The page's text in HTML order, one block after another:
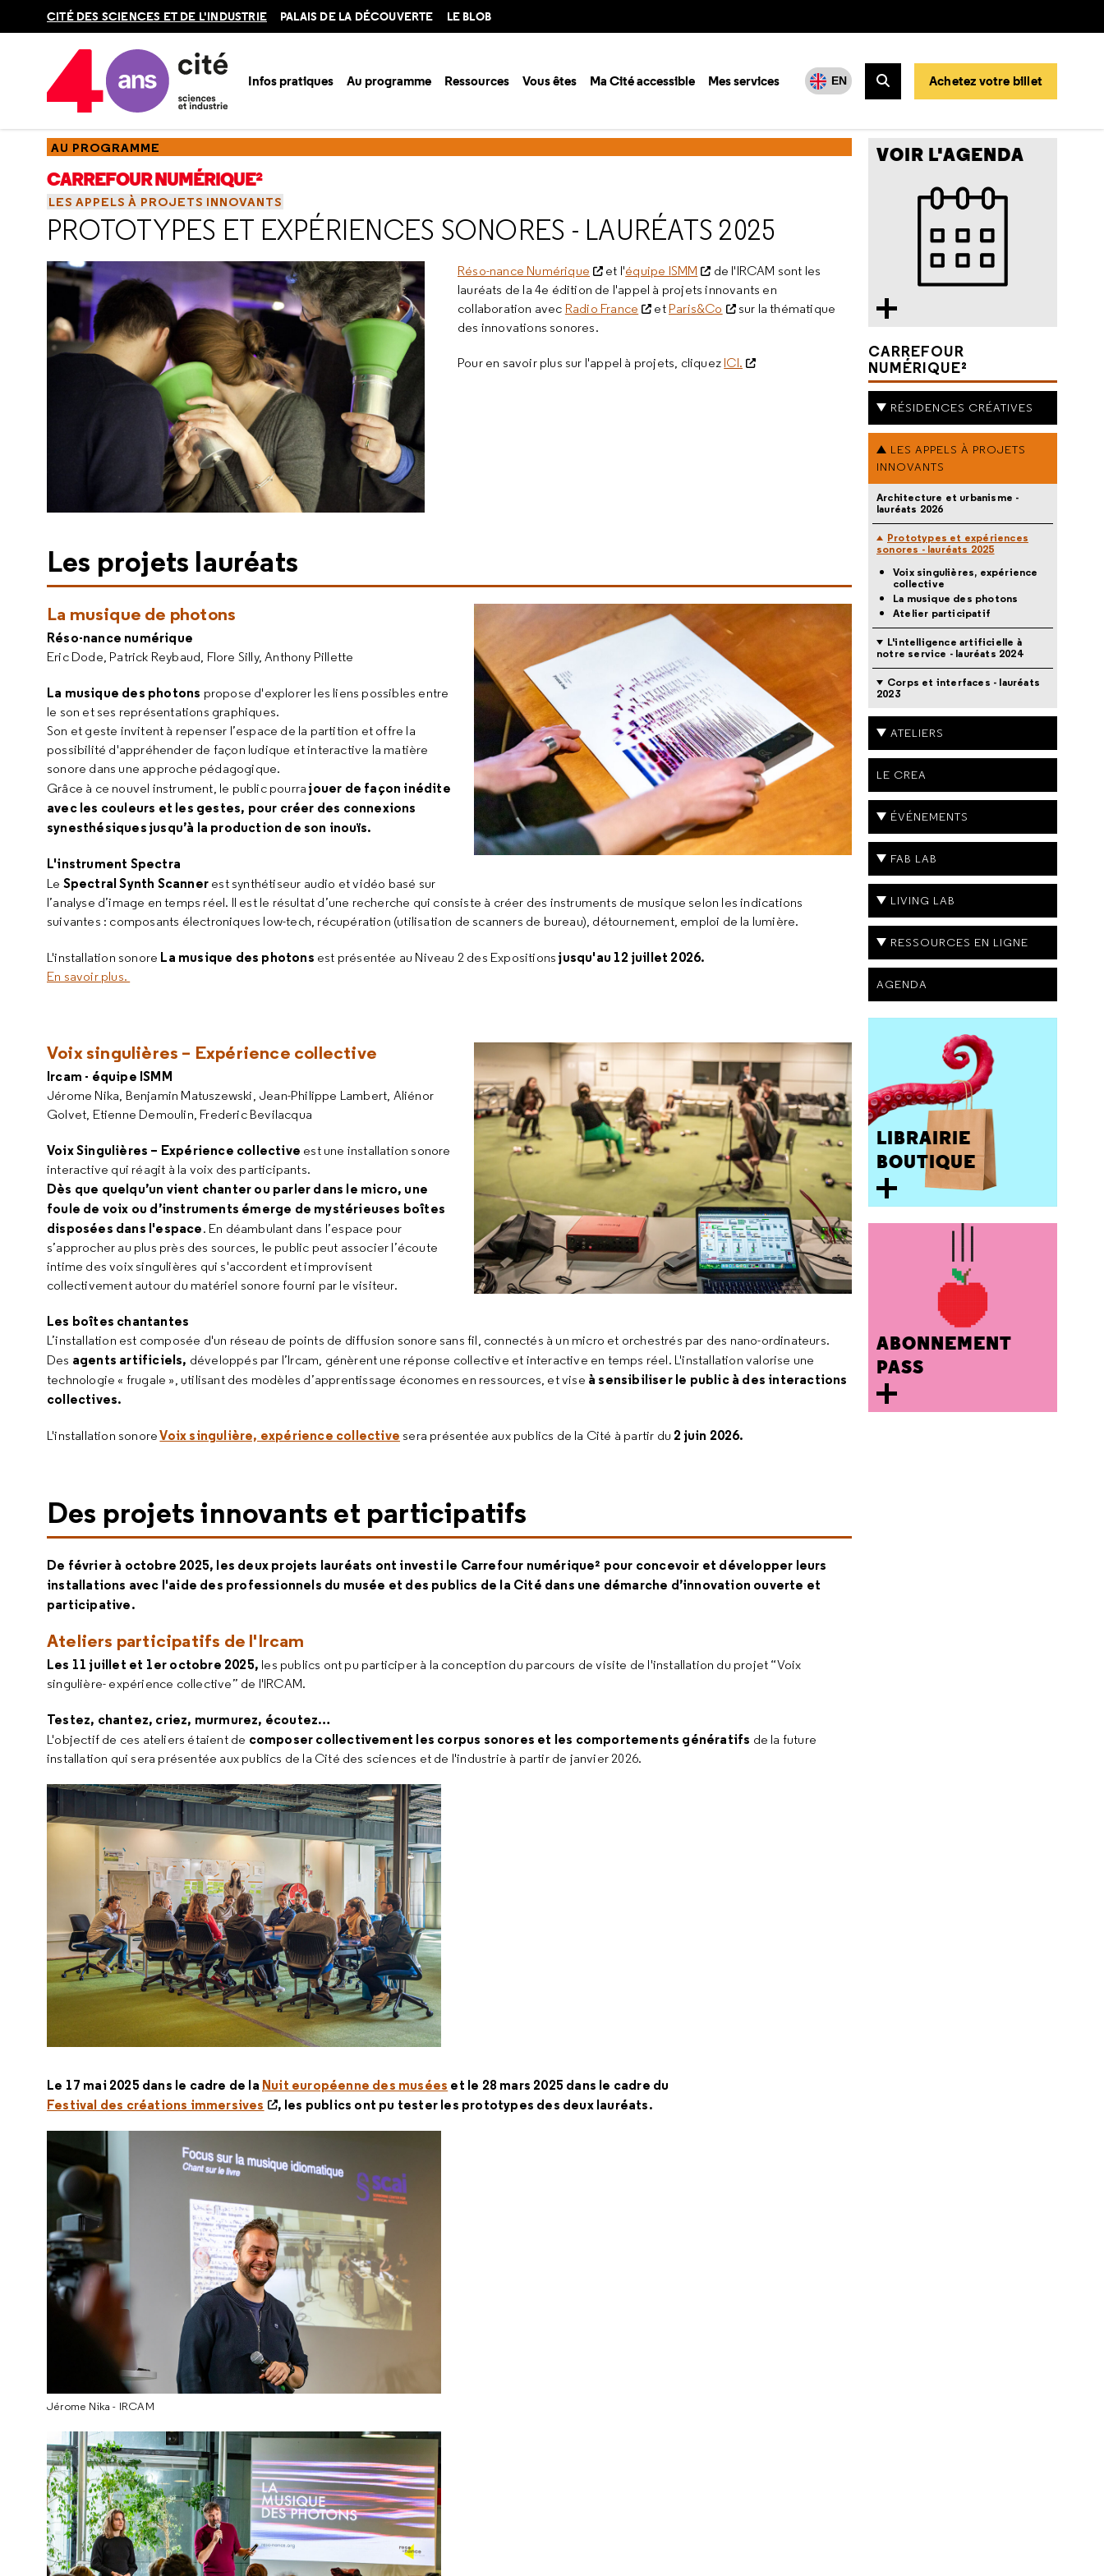
CITÉ DES SCIENCES ET DE L'INDUSTRIE PALAIS DE LA DÉCOUVERTE LE BLOB
Infos pratiques Au programme Ressources Vous êtes Ma Cité accessible Mes services EN
Rechercher
Achetez votre billet
Accueil Au programme
AU PROGRAMME
CARREFOUR NUMÉRIQUE²
LES APPELS À PROJETS INNOVANTS
PROTOTYPES ET EXPÉRIENCES SONORES - LAURÉATS 2025
Réso-nance Numérique et l'équipe ISMM
de l'IRCAM sont les
lauréats de la 4e édition de l'appel à projets innovants en
collaboration avec Radio France et Paris&Co
sur la thématique
des innovations sonores.
Pour en savoir plus sur l'appel à projets, cliquez ICI.
Les projets lauréats
La musique de photons
Réso-nance numérique
Eric Dode, Patrick Reybaud, Flore Silly, Anthony Pillette
La musique des photons propose d'explorer les liens possibles entre
le son et ses représentations graphiques.
Son et geste invitent à repenser l’espace de la partition et offre la
possibilité d'appréhender de façon ludique et interactive la matière
sonore dans une approche pédagogique.
Grâce à ce nouvel instrument, le public pourrajouer de façon inédite
avec les couleurs et les gestes, pour créer des connexions
synesthésiques jusqu’à la production de son inouïs.
L'instrument Spectra
Le Spectral Synth Scanner est synthétiseur audio et vidéo basé sur
l’analyse d’image en temps réel. Il est le résultat d’une recherche qui consiste à créer des instruments de musique selon les indications
suivantes : composants électroniques low-tech, récupération (utilisation de scanners de bureau), détournement, emploi de la lumière.
L'installation sonore La musique des photons est présentée au Niveau 2 des Expositionsjusqu'au 12 juillet 2026.
En savoir plus.
Voix singulières – Expérience collective
Ircam - équipe ISMM
Jérome Nika, Benjamin Matuszewski, Jean-Philippe Lambert, Aliénor
Golvet, Etienne Demoulin, Frederic Bevilacqua
Voix Singulières – Expérience collective est une installation sonore
interactive qui réagit à la voix des participants.
Dès que quelqu’un vient chanter ou parler dans le micro, une
foule de voix ou d’instruments émerge de mystérieuses boîtes
disposées dans l'espace. En déambulant dans l’espace pour
s’approcher au plus près des sources, le public peut associer l’écoute
intime des voix singulières qui s'accordent et improvisent
collectivement autour du matériel sonore fourni par le visiteur.
Les boîtes chantantes
L’installation est composée d'un réseau de points de diffusion sonore sans fil, connectés à un micro et orchestrés par des nano-ordinateurs.
Des agents artificiels, développés par l’Ircam, génèrent une réponse collective et interactive en temps réel. L'installation valorise une
technologie « frugale », utilisant des modèles d’apprentissage économes en ressources, et vise à sensibiliser le public à des interactions
collectives.
L'installation sonoreVoix singulière, expérience collective sera présentée aux publics de la Cité à partir du 2 juin 2026.
Des projets innovants et participatifs
De février à octobre 2025, les deux projets lauréats ont investi le Carrefour numérique² pour concevoir et développer leurs
installations avec l'aide des professionnels du musée et des publics de la Cité dans une démarche d’innovation ouverte et
participative.
Ateliers participatifs de l'Ircam
Les 11 juillet et 1er octobre 2025, les publics ont pu participer à la conception du parcours de visite de l'installation du projet “Voix
singulière- expérience collective” de l'IRCAM.
Testez, chantez, criez, murmurez, écoutez…
L'objectif de ces ateliers étaient de composer collectivement les corpus sonores et les comportements génératifs de la future
installation qui sera présentée aux publics de la Cité des sciences et de l'industrie à partir de janvier 2026.
Le 17 mai 2025 dans le cadre de la Nuit européenne des musées et le 28 mars 2025 dans le cadre du
Festival des créations immersives
, les publics ont pu tester les prototypes des deux lauréats.
Jérome Nika - IRCAM
VOIR L'AGENDA
CARREFOUR
NUMÉRIQUE²
RÉSIDENCES CRÉATIVES
LES APPELS À PROJETS
INNOVANTS
Architecture et urbanisme -
lauréats 2026
Prototypes et expériences
sonores - lauréats 2025
Voix singulières, expérience
collective
La musique des photons
Atelier participatif
L'intelligence artificielle à
notre service - lauréats 2024
Corps et interfaces - lauréats
2023
ATELIERS
LE CREA
ÉVÉNEMENTS
FAB LAB
LIVING LAB
RESSOURCES EN LIGNE
AGENDA
LIBRAIRIE
BOUTIQUE
ABONNEMENT
PASS